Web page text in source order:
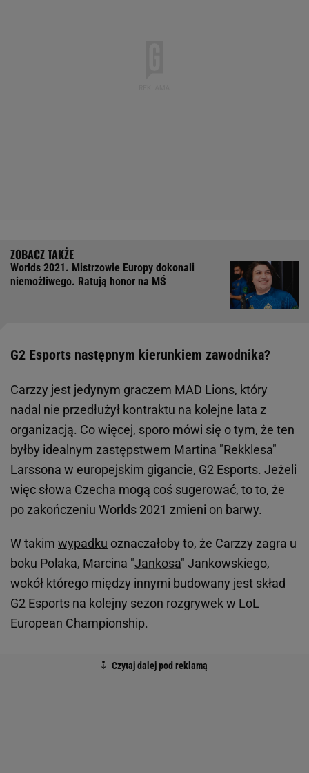
Worlds 2021. Mistrzowie Europy dokonali
niemożliwego. Ratują honor na MŚ
G2 Esports następnym kierunkiem zawodnika?
Carzzy jest jedynym graczem MAD Lions, który
nadal nie przedłużył kontraktu na kolejne lata z
organizacją. Co więcej, sporo mówi się o tym, że ten
byłby idealnym zastępstwem Martina "Rekklesa"
Larssona w europejskim gigancie, G2 Esports. Jeżeli
więc słowa Czecha mogą coś sugerować, to to, że
po zakończeniu Worlds 2021 zmieni on barwy.
W takim wypadku oznaczałoby to, że Carzzy zagra u
boku Polaka, Marcina "Jankosa" Jankowskiego,
wokół którego między innymi budowany jest skład
G2 Esports na kolejny sezon rozgrywek w LoL
European Championship.